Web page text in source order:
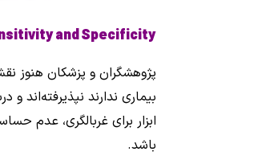
and Specificity
بیماری ندارند
ابزار برای غربالگری، عدم
باشد.